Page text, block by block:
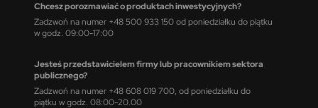
Chcesz porozmawiać o produktach inwestycyjnych?
Zadzwoń na numer +48 500 933 150 od poniedziałku do piątku
w godz. 09:00-17:00
Jesteś przedstawicielem firmy lub pracownikiem sektora
publicznego?
Zadzwoń na numer +48 608 019 700, od poniedziałku do
piątku w godz. 08:00-20.00